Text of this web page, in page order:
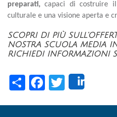
preparati, capaci di costruire
culturale e una visione aperta e
SCOPRI DI PIÙ
NOSTRA SCUOLA MEDIA
RICHIEDI INFORMAZIONI
ShareFacebook
Twitter